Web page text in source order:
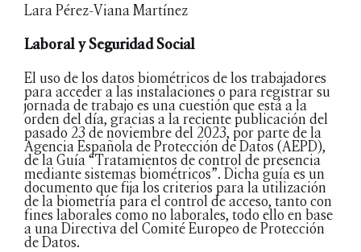
Lara Pérez-Viana Martínez
Laboral y Seguridad Social
El uso de los datos biométricos de los trabajadores
para acceder a las instalaciones o para registrar su
jornada de trabajo es una cuestión que está a la
orden del día, gracias a la reciente publicación del
pasado 23 de noviembre del 2023, por parte de la
Agencia Española de Protección de Datos (AEPD),
de la Guía “Tratamientos de control de presencia
mediante sistemas biométricos”. Dicha guía es un
documento que fija los criterios para la utilización
de la biometría para el control de acceso, tanto con
fines laborales como no laborales, todo ello en base
a una Directiva del Comité Europeo de Protección
de Datos.